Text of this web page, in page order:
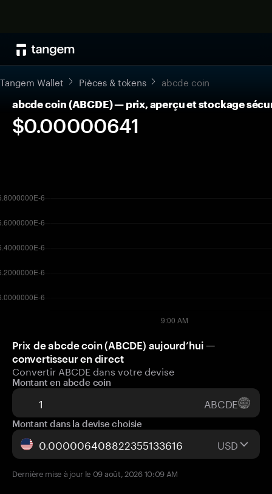
Tangem Wallet Pièces & tokens abcde coin
abcde coin (ABCDE) — prix, aperçu et stockage
$0.00000641
Prix de abcde coin (ABCDE) aujourd’hui —
convertisseur en direct
Convertir ABCDE dans votre devise
Montant en abcde coin
ABCDE
Montant dans la devise choisie
USD
Dernière mise à jour le 09 août, 2026 10:09 AM